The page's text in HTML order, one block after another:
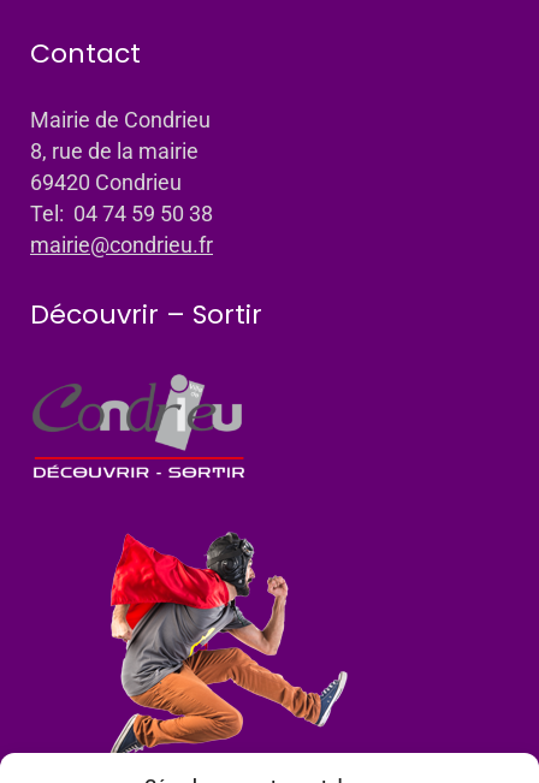
Contact
Mairie de Condrieu
8, rue de la mairie
69420 Condrieu
Tel: 04 74 59 50 38
mairie@condrieu.fr
Découvrir – Sortir